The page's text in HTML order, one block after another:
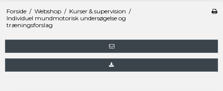
Forside / Webshop / Kurser & supervision /
Individuel mundmotorisk undersøgelse og
træningsforslag